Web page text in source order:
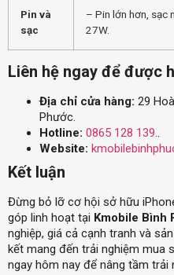
Pin và
sạc
– Pin lớn hơn, sạc
27W.
Liên hệ ngay để được
Địa chỉ cửa hàng: 29
Phước.
Hotline: 0865 128 139..
Website:
Kết luận
Đừng bỏ lỡ cơ hội sở hữu
góp linh hoạt tại Kmobile Bình
nghiệp, giá cả cạnh tranh và
kết mang đến trải nghiệm mua
ngay hôm nay để nâng tầm trải